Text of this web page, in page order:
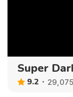
Super
9.2